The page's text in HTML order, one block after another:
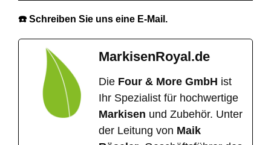
☎️ Schreiben Sie uns eine E‑Mail.
MarkisenRoyal.de
Die Four & More GmbH ist
Ihr Spezialist für hochwertige
Markisen und Zubehör. Unter
der Leitung von Maik